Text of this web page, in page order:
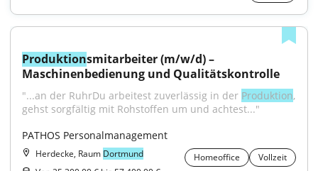
Produktionsmitarbeiter (m/w/d) –
Maschinenbedienung und Qualitätskontrolle
"...an der RuhrDu arbeitest zuverlässig in der Produktion,
gehst sorgfältig mit Rohstoffen um und achtest..."
PATHOS Personalmanagement
Herdecke, Raum Dortmund Homeoffice
Vollzeit